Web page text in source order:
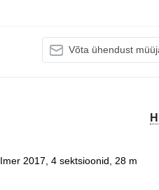
Võta ühendust
Imer 2017, 4 sektsioonid, 28 m